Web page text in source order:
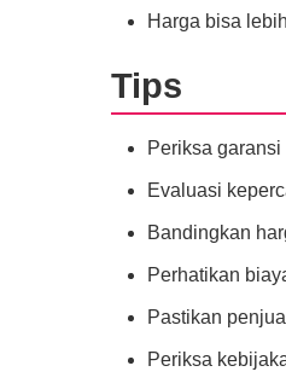
Harga bisa
Tips
Periksa
Evaluasi
Bandingkan
Perhatikan
Pastikan
Periksa